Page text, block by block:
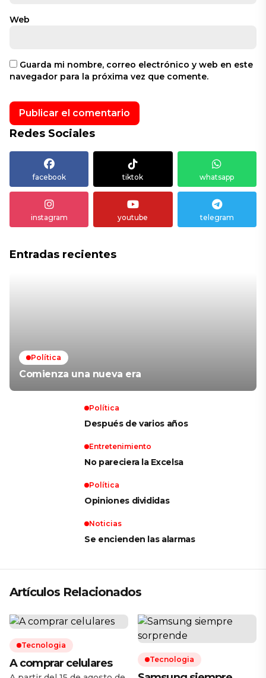
Web
Guarda mi nombre, correo electrónico y web en este
navegador para la próxima vez que comente.
Redes Sociales
facebook tiktok whatsapp
instagram youtube telegram
Entradas recientes
Política
Comienza una nueva era
Política
Después de varios años
Entretenimiento
No pareciera la Excelsa
Política
Opiniones divididas
Noticias
Se encienden las alarmas
Artículos Relacionados
Tecnologia
A comprar celulares Tecnologia